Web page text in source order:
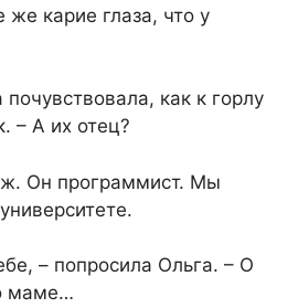
карие глаза, что у
как к горлу
– А их отец?
Он программист. Мы
– попросила Ольга. – О
маме…